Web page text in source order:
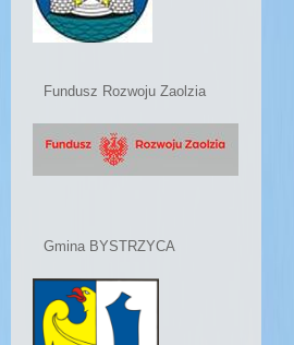
Fundusz Rozwoju Zaolzia
Gmina BYSTRZYCA